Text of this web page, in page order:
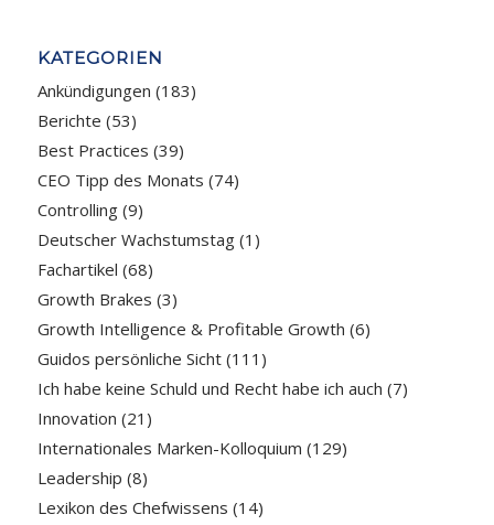
KATEGORIEN
Ankündigungen (183)
Berichte (53)
Best Practices (39)
CEO Tipp des Monats (74)
Controlling(9)
Deutscher Wachstumstag(1)
Fachartikel (68)
Growth Brakes (3)
Growth Intelligence & Profitable Growth (6)
Guidos persönliche Sicht(111)
Ich habe keine Schuld und Recht habe ich auch (7)
Innovation (21)
Internationales Marken-Kolloquium (129)
Leadership (8)
Lexikon des Chefwissens (14)